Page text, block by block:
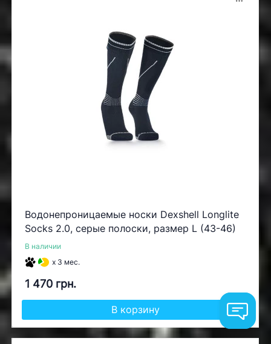
Водонепроницаемые носки Dexshell Longlite
Socks 2.0, серые полоски, размер L (43-46)
В наличии
x 3 мес.
1 470 грн.
В корзину